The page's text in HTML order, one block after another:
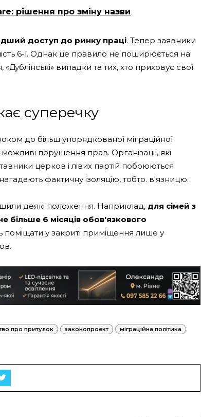
рішення про зміну назви
доступ до ринку праці. Тепер заявники
6-ї. Однак це правило не поширюється на
випадки та тих, хто приховує свої
суперечку
до більш упорядкованої міграційної
порушення прав. Організації, які
церков і лівих партій побоюються
фактичну ізоляцію, тобто. в'язницю.
деякі положення. Наприклад, для сімей з
більше 6 місяців обов'язкового
поміщати у закриті приміщення лише у
про притулок законопроект
міграційна політика